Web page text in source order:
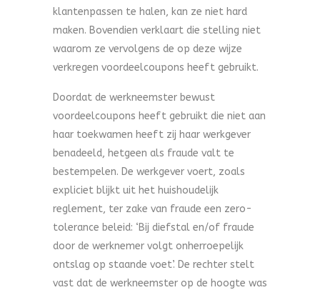
klantenpassen te halen, kan ze niet hard
maken. Bovendien verklaart die stelling niet
waarom ze vervolgens de op deze wijze
verkregen voordeelcoupons heeft gebruikt.
Doordat de werkneemster bewust
voordeelcoupons heeft gebruikt die niet aan
haar toekwamen heeft zij haar werkgever
benadeeld, hetgeen als fraude valt te
bestempelen. De werkgever voert, zoals
expliciet blijkt uit het huishoudelijk
reglement, ter zake van fraude een zero-
tolerance beleid: ‘Bij diefstal en/of fraude
door de werknemer volgt onherroepelijk
ontslag op staande voet’. De rechter stelt
vast dat de werkneemster op de hoogte was